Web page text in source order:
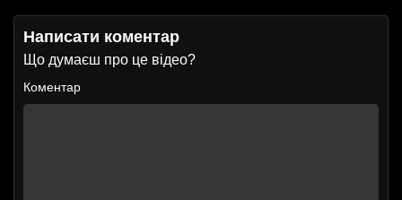
Написати коментар
Що думаєш про це відео?
Коментар